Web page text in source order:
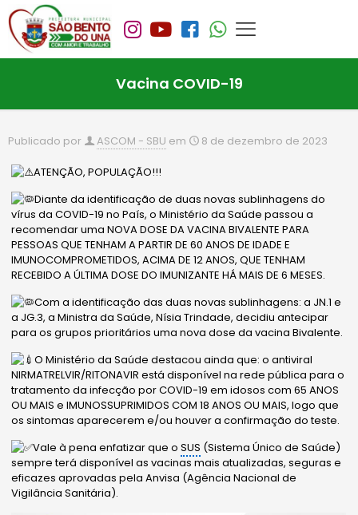
Vacina COVID-19
Publicado por ASCOM - SBU em 8 de dezembro de 2023
ATENÇÃO, POPULAÇÃO!!!
Diante da identificação de duas novas sublinhagens do
vírus da COVID-19 no País, o Ministério da Saúde passou a
recomendar uma NOVA DOSE DA VACINA BIVALENTE PARA
PESSOAS QUE TENHAM A PARTIR DE 60 ANOS DE IDADE E
IMUNOCOMPROMETIDOS, ACIMA DE 12 ANOS, QUE TENHAM
RECEBIDO A ÚLTIMA DOSE DO IMUNIZANTE HÁ MAIS DE 6 MESES.
Com a identificação das duas novas sublinhagens: a JN.1 e
a JG.3, a Ministra da Saúde, Nísia Trindade, decidiu antecipar
para os gruposprioritários uma nova dose da vacina Bivalente.
O Ministério da Saúde destacou ainda que: o antiviral
NIRMATRELVIR/RITONAVIR está disponível na rede pública para o
tratamento da infecção por COVID-19 em idosos com 65 ANOS
OU MAIS e IMUNOSSUPRIMIDOS COM 18 ANOS OU MAIS, logo que
os sintomas aparecerem e/ou houver a confirmação do teste.
Vale à pena enfatizar que oSUS (Sistema Único de Saúde)
sempre terá disponível as vacinas mais atualizadas, seguras e
eficazes aprovadas pela Anvisa (Agência Nacional de
Vigilância Sanitária).